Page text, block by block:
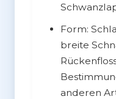
Form:
breite
anderen